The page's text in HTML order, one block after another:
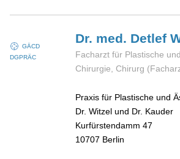
GÄCD
DGPRÄC
Dr. med. Detlef
Facharzt für Plastische
Chirurgie, Chirurg
Praxis für Plastische und
Dr. Witzel und Dr. Kauder
Kurfürstendamm 47
10707 Berlin